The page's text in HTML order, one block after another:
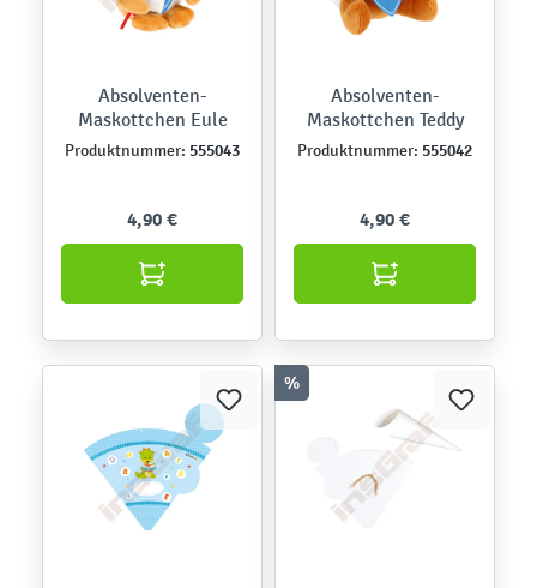
Absolventen-
Maskottchen Eule
Produktnummer: 555043
4,90 €
Absolventen-
Maskottchen Teddy
Produktnummer: 555042
4,90 €
%